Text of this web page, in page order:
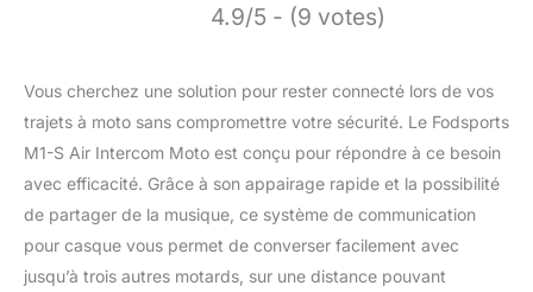
4.9/5 - (9 votes)
Vous cherchez une solution pour rester connecté lors de vos
trajets à moto sans compromettre votre sécurité. Le Fodsports
M1-S Air Intercom Moto est conçu pour répondre à ce besoin
avec efficacité. Grâce à son appairage rapide et la possibilité
de partager de la musique, ce système de communication
pour casque vous permet de converser facilement avec
jusqu’à trois autres motards, sur une distance pouvant